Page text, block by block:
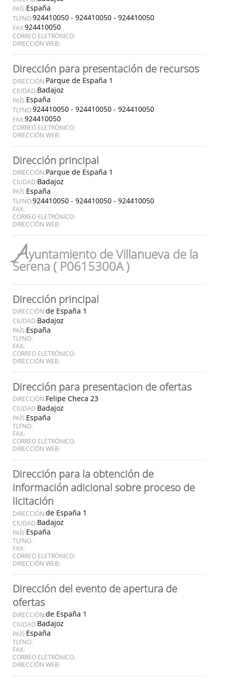
PAÍS:España
TLFNO:924410050 - 924410050 - 924410050
FAX:924410050
CORREO ELETRÓNICO:
DIRECCIÓN WEB:
Dirección para presentación de recursos
DIRECCIÓN:Parque de España 1
CIUDAD:Badajoz
PAÍS:España
TLFNO:924410050 - 924410050 - 924410050
FAX:924410050
CORREO ELETRÓNICO:
DIRECCIÓN WEB:
Dirección principal
DIRECCIÓN:Parque de España 1
CIUDAD:Badajoz
PAÍS:España
TLFNO:924410050 - 924410050 - 924410050
FAX:
CORREO ELETRÓNICO:
DIRECCIÓN WEB:
Ayuntamiento de Villanueva de la
Serena ( P0615300A )
Dirección principal
DIRECCIÓN:de España 1
CIUDAD:Badajoz
PAÍS:España
TLFNO:
FAX:
CORREO ELETRÓNICO:
DIRECCIÓN WEB:
Dirección para presentacion de ofertas
DIRECCIÓN:Felipe Checa 23
CIUDAD:Badajoz
PAÍS:España
TLFNO:
FAX:
CORREO ELETRÓNICO:
DIRECCIÓN WEB:
Dirección para la obtención de
información adicional sobre proceso de
licitación
DIRECCIÓN:de España 1
CIUDAD:Badajoz
PAÍS:España
TLFNO:
FAX:
CORREO ELETRÓNICO:
DIRECCIÓN WEB:
Dirección del evento de apertura de
ofertas
DIRECCIÓN:de España 1
CIUDAD:Badajoz
PAÍS:España
TLFNO:
FAX:
CORREO ELETRÓNICO:
DIRECCIÓN WEB: